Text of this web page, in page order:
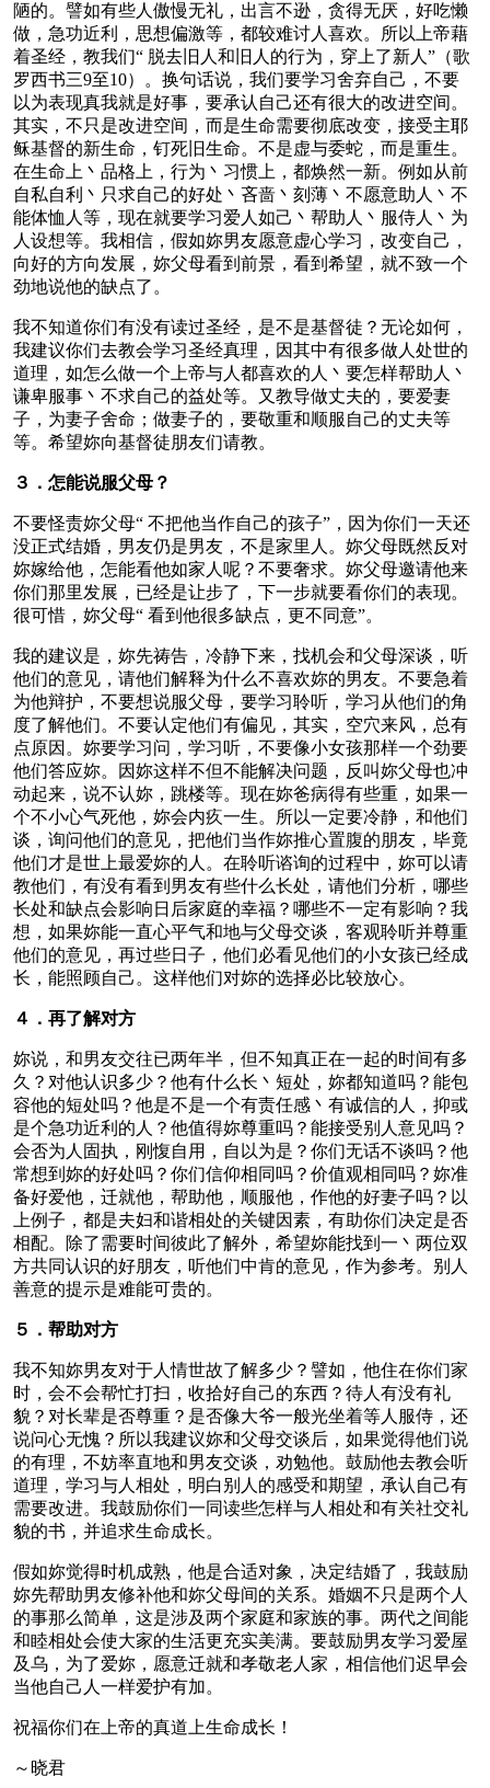
陋的。譬如有些人傲慢无礼，出言不逊，贪得无厌，好吃懒
做，急功近利，思想偏激等，都较难讨人喜欢。所以上帝藉
着圣经，教我们“ 脱去旧人和旧人的行为，穿上了新人”（歌
罗西书三9至10）。换句话说，我们要学习舍弃自己，不要
以为表现真我就是好事，要承认自己还有很大的改进空间。
其实，不只是改进空间，而是生命需要彻底改变，接受主耶
稣基督的新生命，钉死旧生命。不是虚与委蛇，而是重生。
在生命上丶品格上，行为丶习惯上，都焕然一新。例如从前
自私自利丶只求自己的好处丶吝啬丶刻薄丶不愿意助人丶不
能体恤人等，现在就要学习爱人如己丶帮助人丶服侍人丶为
人设想等。我相信，假如妳男友愿意虚心学习，改变自己，
向好的方向发展，妳父母看到前景，看到希望，就不致一个
劲地说他的缺点了。
我不知道你们有没有读过圣经，是不是基督徒？无论如何，
我建议你们去教会学习圣经真理，因其中有很多做人处世的
道理，如怎么做一个上帝与人都喜欢的人丶要怎样帮助人丶
谦卑服事丶不求自己的益处等。又教导做丈夫的，要爱妻
子，为妻子舍命；做妻子的，要敬重和顺服自己的丈夫等
等。希望妳向基督徒朋友们请教。
３．怎能说服父母？
不要怪责妳父母“ 不把他当作自己的孩子”，因为你们一天还
没正式结婚，男友仍是男友，不是家里人。妳父母既然反对
妳嫁给他，怎能看他如家人呢？不要奢求。妳父母邀请他来
你们那里发展，已经是让步了，下一步就要看你们的表现。
很可惜，妳父母“ 看到他很多缺点，更不同意”。
我的建议是，妳先祷告，冷静下来，找机会和父母深谈，听
他们的意见，请他们解释为什么不喜欢妳的男友。不要急着
为他辩护，不要想说服父母，要学习聆听，学习从他们的角
度了解他们。不要认定他们有偏见，其实，空穴来风，总有
点原因。妳要学习问，学习听，不要像小女孩那样一个劲要
他们答应妳。因妳这样不但不能解决问题，反叫妳父母也冲
动起来，说不认妳，跳楼等。现在妳爸病得有些重，如果一
个不小心气死他，妳会内疚一生。所以一定要冷静，和他们
谈，询问他们的意见，把他们当作妳推心置腹的朋友，毕竟
他们才是世上最爱妳的人。在聆听谘询的过程中，妳可以请
教他们，有没有看到男友有些什么长处，请他们分析，哪些
长处和缺点会影响日后家庭的幸福？哪些不一定有影响？我
想，如果妳能一直心平气和地与父母交谈，客观聆听并尊重
他们的意见，再过些日子，他们必看见他们的小女孩已经成
长，能照顾自己。这样他们对妳的选择必比较放心。
４．再了解对方
妳说，和男友交往已两年半，但不知真正在一起的时间有多
久？对他认识多少？他有什么长丶短处，妳都知道吗？能包
容他的短处吗？他是不是一个有责任感丶有诚信的人，抑或
是个急功近利的人？他值得妳尊重吗？能接受别人意见吗？
会否为人固执，刚愎自用，自以为是？你们无话不谈吗？他
常想到妳的好处吗？你们信仰相同吗？价值观相同吗？妳准
备好爱他，迁就他，帮助他，顺服他，作他的好妻子吗？以
上例子，都是夫妇和谐相处的关键因素，有助你们决定是否
相配。除了需要时间彼此了解外，希望妳能找到一丶两位双
方共同认识的好朋友，听他们中肯的意见，作为参考。别人
善意的提示是难能可贵的。
５．帮助对方
我不知妳男友对于人情世故了解多少？譬如，他住在你们家
时，会不会帮忙打扫，收拾好自己的东西？待人有没有礼
貌？对长辈是否尊重？是否像大爷一般光坐着等人服侍，还
说问心无愧？所以我建议妳和父母交谈后，如果觉得他们说
的有理，不妨率直地和男友交谈，劝勉他。鼓励他去教会听
道理，学习与人相处，明白别人的感受和期望，承认自己有
需要改进。我鼓励你们一同读些怎样与人相处和有关社交礼
貌的书，并追求生命成长。
假如妳觉得时机成熟，他是合适对象，决定结婚了，我鼓励
妳先帮助男友修补他和妳父母间的关系。婚姻不只是两个人
的事那么简单，这是涉及两个家庭和家族的事。两代之间能
和睦相处会使大家的生活更充实美满。要鼓励男友学习爱屋
及乌，为了爱妳，愿意迁就和孝敬老人家，相信他们迟早会
当他自己人一样爱护有加。
祝福你们在上帝的真道上生命成长！
～晓君